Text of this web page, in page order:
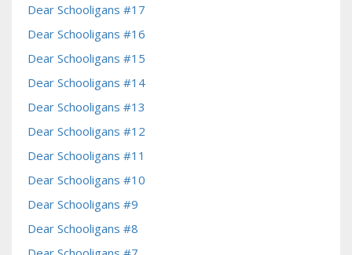
Dear Schooligans #17
Dear Schooligans #16
Dear Schooligans #15
Dear Schooligans #14
Dear Schooligans #13
Dear Schooligans #12
Dear Schooligans #11
Dear Schooligans #10
Dear Schooligans #9
Dear Schooligans #8